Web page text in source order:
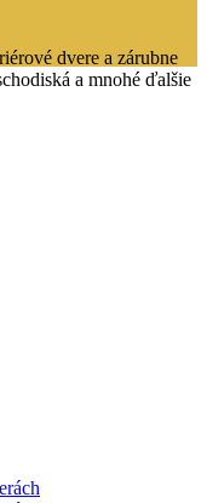
dvere a zárubne
a mnohé ďalšie